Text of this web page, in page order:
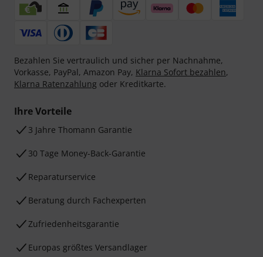
Bezahlen Sie vertraulich und sicher per Nachnahme,
Vorkasse, PayPal, Amazon Pay, Klarna Sofort bezahlen,
Klarna Ratenzahlung oder Kreditkarte.
Ihre Vorteile
3 Jahre Thomann Garantie
30 Tage Money-Back-Garantie
Reparaturservice
Beratung durch Fachexperten
Zufriedenheitsgarantie
Europas größtes Versandlager